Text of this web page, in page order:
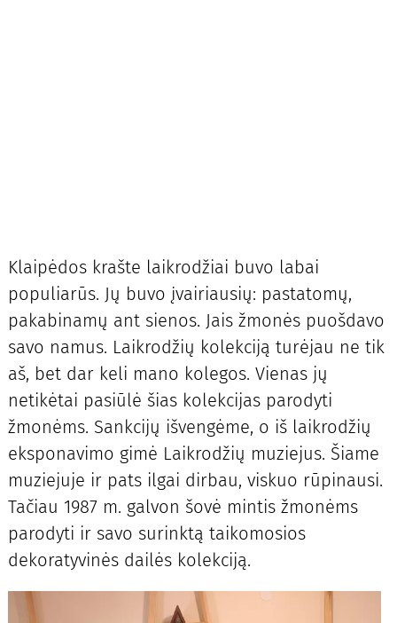
Klaipėdos krašte laikrodžiai buvo labai
populiarūs. Jų buvo įvairiausių: pastatomų,
pakabinamų ant sienos. Jais žmonės puošdavo
savo namus. Laikrodžių kolekciją turėjau ne tik
aš, bet dar keli mano kolegos. Vienas jų
netikėtai pasiūlė šias kolekcijas parodyti
žmonėms. Sankcijų išvengėme, o iš laikrodžių
eksponavimo gimė Laikrodžių muziejus. Šiame
muziejuje ir pats ilgai dirbau, viskuo rūpinausi.
Tačiau 1987 m. galvon šovė mintis žmonėms
parodyti ir savo surinktą taikomosios
dekoratyvinės dailės kolekciją.